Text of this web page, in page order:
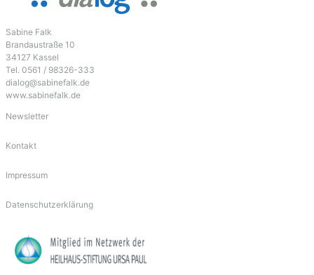
Sabine Falk
Brandaustraße 10
34127 Kassel
Tel. 0561 / 98326-333
dialog@sabinefalk.de
www.sabinefalk.de
Newsletter
Kontakt
Impressum
Datenschutzerklärung